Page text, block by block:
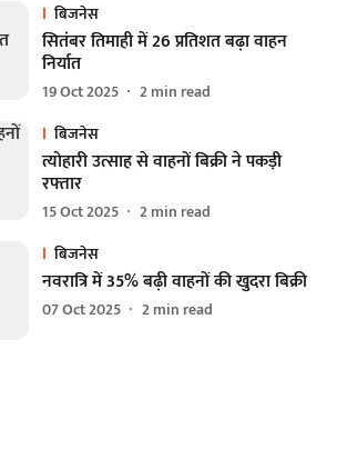
बिजनेस
सितंबर तिमाही में 26 प्रतिशत बढ़ा वाहन
निर्यात
19 Oct 2025 2min read
बिजनेस
त्योहारी उत्साह से वाहनों बिक्री ने पकड़ी
रफ्तार
15 Oct 2025 2min read
बिजनेस
नवरात्रि में 35% बढ़ी वाहनों की खुदरा बिक्री
07 Oct 2025 2min read